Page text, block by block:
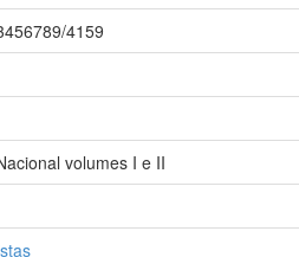
4159
volumes I e II